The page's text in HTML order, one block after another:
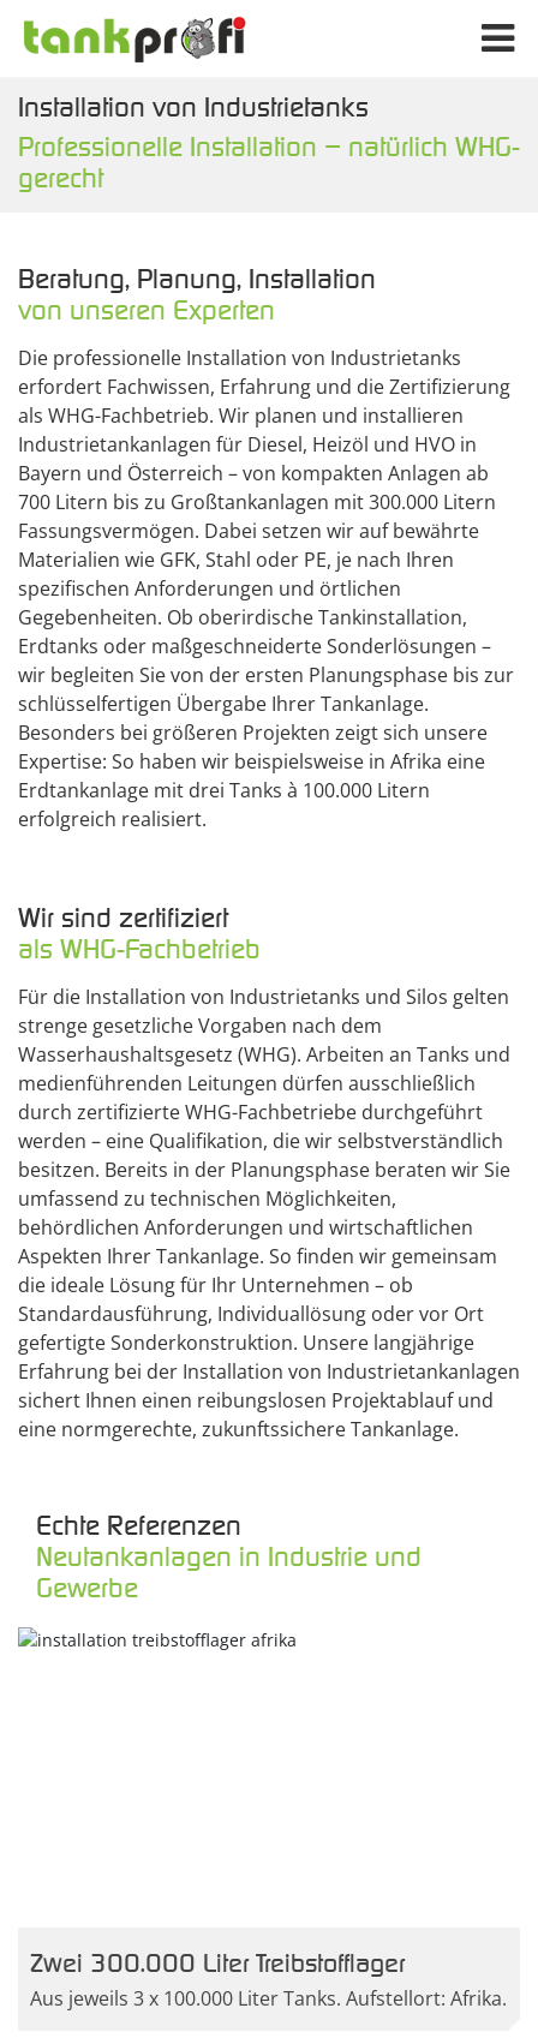
Installation von Industrietanks
Professionelle Installation – natürlich WHG-
gerecht
Beratung, Planung, Installation
von unseren Experten
Die professionelle Installation von Industrietanks
erfordert Fachwissen, Erfahrung und die Zertifizierung
als WHG-Fachbetrieb. Wir planen und installieren
Industrietankanlagen für Diesel, Heizöl und HVO in
Bayern und Österreich – von kompakten Anlagen ab
700 Litern bis zu Großtankanlagen mit 300.000 Litern
Fassungsvermögen. Dabei setzen wir auf bewährte
Materialien wie GFK, Stahl oder PE, je nach Ihren
spezifischen Anforderungen und örtlichen
Gegebenheiten. Ob oberirdische Tankinstallation,
Erdtanks oder maßgeschneiderte Sonderlösungen –
wir begleiten Sie von der ersten Planungsphase bis zur
schlüsselfertigen Übergabe Ihrer Tankanlage.
Besonders bei größeren Projekten zeigt sich unsere
Expertise: So haben wir beispielsweise in Afrika eine
Erdtankanlage mit drei Tanks à 100.000 Litern
erfolgreich realisiert.
Wir sind zertifiziert
als WHG-Fachbetrieb
Für die Installation von Industrietanks und Silos gelten
strenge gesetzliche Vorgaben nach dem
Wasserhaushaltsgesetz (WHG). Arbeiten an Tanks und
medienführenden Leitungen dürfen ausschließlich
durch zertifizierte WHG-Fachbetriebe durchgeführt
werden – eine Qualifikation, die wir selbstverständlich
besitzen. Bereits in der Planungsphase beraten wir Sie
umfassend zu technischen Möglichkeiten,
behördlichen Anforderungen und wirtschaftlichen
Aspekten Ihrer Tankanlage. So finden wir gemeinsam
die ideale Lösung für Ihr Unternehmen – ob
Standardausführung, Individuallösung oder vor Ort
gefertigte Sonderkonstruktion. Unsere langjährige
Erfahrung bei der Installation von Industrietankanlagen
sichert Ihnen einen reibungslosen Projektablauf und
eine normgerechte, zukunftssichere Tankanlage.
Echte Referenzen
Neutankanlagen in Industrie und
Gewerbe
Zwei 300.000 Liter Treibstofflager
Aus jeweils 3 x 100.000 Liter Tanks. Aufstellort: Afrika.